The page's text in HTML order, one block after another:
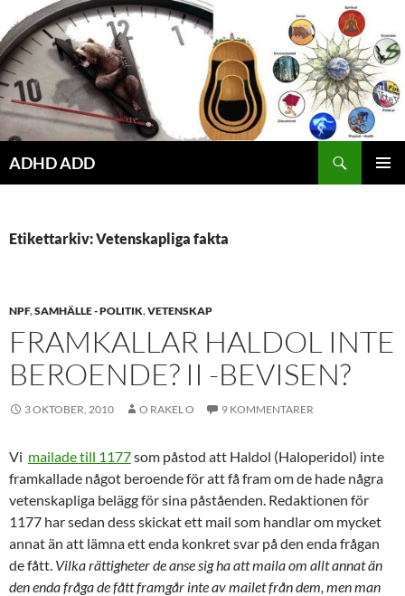
Hoppa
till
innehåll
ADHD ADD
Etikettarkiv: Vetenskapliga fakta
NPF,SAMHÄLLE - POLITIK,VETENSKAP
FRAMKALLAR HALDOL INTE
BEROENDE? II -BEVISEN?
3 OKTOBER, 2010 O RAKEL O 9 KOMMENTARER
Vi mailade till 1177som påstod att Haldol (Haloperidol) inte
framkallade något beroende för att få fram om de hade några
vetenskapliga belägg för sina påståenden. Redaktionen för
1177 har sedan dess skickat ett mail som handlar om mycket
annat än att lämna ett enda konkret svar på den enda frågan
de fått. Vilka rättigheter de anse sig ha att maila om allt annat än
den enda fråga de fått framgår inte av mailet från dem, men man